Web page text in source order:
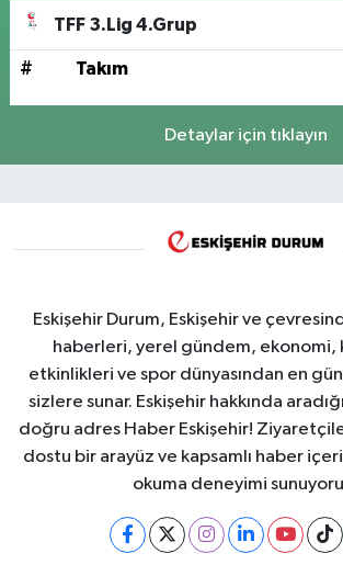
TFF 3.Lig 4.Grup
# Takım
Detaylar için tıklayın
Eskişehir Durum, Eskişehir ve
haberleri, yerel gündem, ekonomi,
etkinlikleri ve spor dünyasından en
sizlere sunar. Eskişehir hakkında
doğru adres Haber Eskişehir!
dostu bir arayüz ve kapsamlı haber
okuma deneyimi